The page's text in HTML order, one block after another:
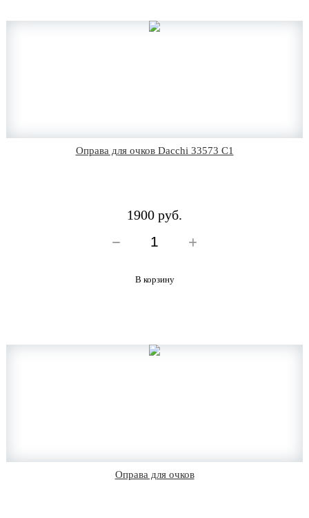
Оправа для очков Dacchi 33573 C1
1900 руб.
В корзину
Оправа для очков